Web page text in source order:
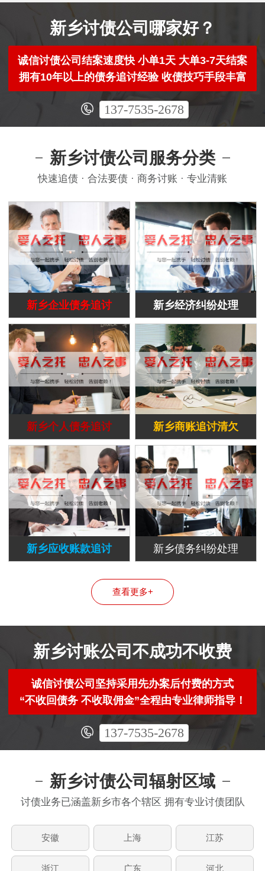
新乡讨债公司哪家好？
诚信讨债公司结案速度快 小单1天 大单3-7天结案
拥有10年以上的债务追讨经验 收债技巧手段丰富
137-7535-2678
新乡讨债公司服务分类
快速追债 · 合法要债 · 商务讨账 · 专业清账
新乡企业债务追讨 新乡经济纠纷处理
新乡个人债务追讨 新乡商账追讨清欠
新乡应收账款追讨 新乡债务纠纷处理
查看更多+
新乡讨账公司不成功不收费
诚信讨债公司坚持采用先办案后付费的方式
“不收回债务 不收取佣金”全程由专业律师指导！
137-7535-2678
新乡讨债公司辐射区域
讨债业务已涵盖新乡市各个辖区 拥有专业讨债团队
安徽 上海 江苏
浙江 广东 河北